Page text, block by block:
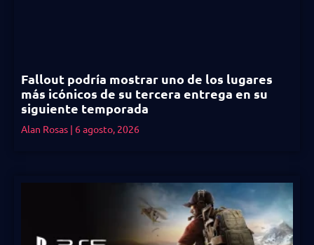
Fallout podría mostrar uno de los lugares
más icónicos de su tercera entrega en su
siguiente temporada
Alan Rosas 6 agosto, 2026